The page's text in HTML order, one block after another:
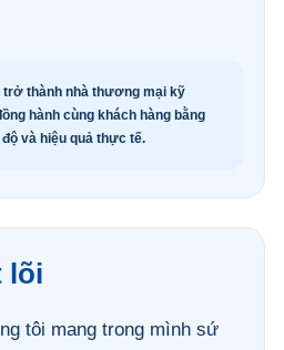
trở thành nhà thương mại kỹ
hành cùng khách hàng bằng
và hiệu quả thực tế.
lõi
tôi mang trong mình sứ